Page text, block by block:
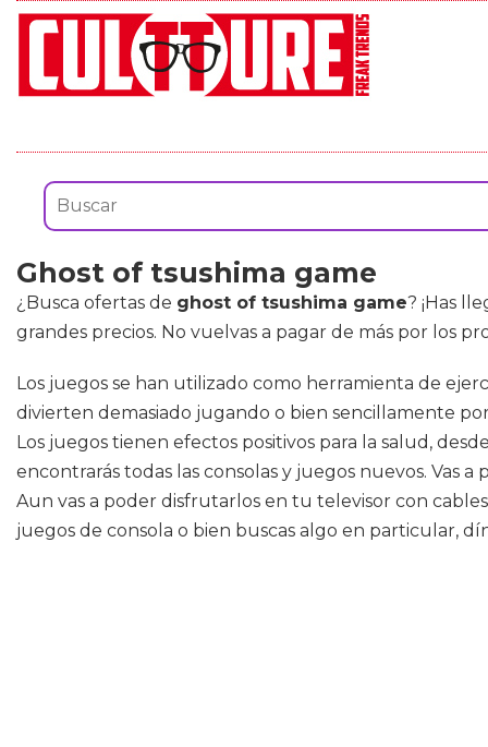
Ghost of tsushima game
¿Busca ofertas de ghost of tsushima game? ¡Has
grandes precios. No vuelvas a pagar de más por los
Los juegos se han utilizado como herramienta de
divierten demasiado jugando o bien sencillamente
Los juegos tienen efectos positivos para la salud,
encontrarás todas las consolas y juegos nuevos. Vas
Aun vas a poder disfrutarlos en tu televisor con
juegos de consola o bien buscas algo en particular,